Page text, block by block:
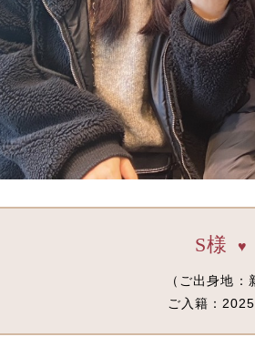
S様 ♥
（ご出身地：
ご入籍：